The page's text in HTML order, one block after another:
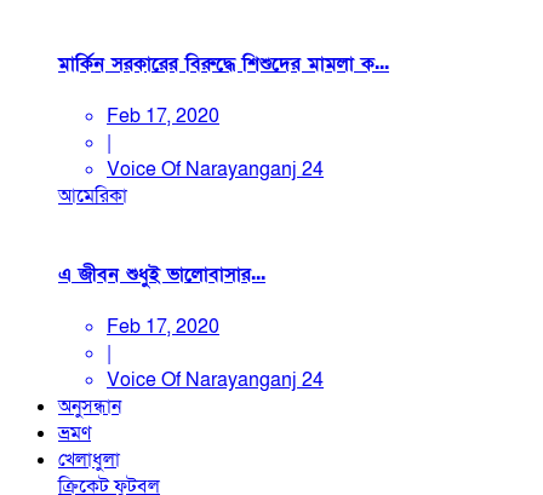
মার্কিন সরকারের বিরুদ্ধে শিশুদের মামলা ক...
Feb 17, 2020
|
Voice Of Narayanganj 24
আমেরিকা
এ জীবন শুধুই ভালোবাসার...
Feb 17, 2020
|
Voice Of Narayanganj 24
অনুসন্ধান
ভ্রমণ
খেলাধুলা
ক্রিকেটফুটবল